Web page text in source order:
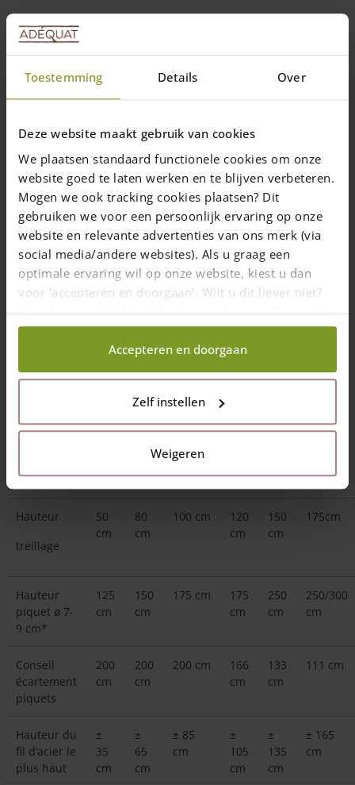
Toestemming Details Over
Deze website maakt gebruik van cookies
We plaatsen standaard functionele cookies om onze
website goed te laten werken en te blijven verbeteren.
Mogen we ook tracking cookies plaatsen? Dit
gebruiken we voor een persoonlijk ervaring op onze
website en relevante advertenties van ons merk (via
social media/andere websites). Als u graag een
optimale ervaring wil op onze website, kiest u dan
voor ‘accepteren en doorgaan'. Wilt u dit liever niet?
Kies dan voor ‘zelf instellen’ en geef aan welke cookies
wij wel mogen verzamelen.
Accepteren en doorgaan
Zelf instellen
Weigeren
Quels types de piquets pour une
clôture treillage en châtaignier
Vous pouvez vous aider du tableau ci-
dessous pour calculer la quantité de
piquets nécessaires et leurs longueurs
pour placer un treillage en châtaignier.
Vous pouvez vous aider du tableau ci-dessous pour calculer la
nécessaires et leurs longueurs pour placer
en châtaignier. Pour une ganivelle à partir de 150
cm de hauteur, on peut éventuellement agrandir les écarts
et 120 cm, la distance maximale entre les piquets reste
respectivement 2 et 1.66 mètres.
Hauteur
treillage
50
cm
80
cm
100 cm
120
cm
150
cm
175cm
Hauteur
piquet ø 7-
9 cm*
125
cm
150
cm
175 cm
175
cm
250
cm
250/300
cm
Conseil
écartement
piquets
200
cm
200
cm
200 cm
166
cm
133
cm
111 cm
Hauteur du
fil d’acier le
plus haut
±
35
cm
±
65
cm
± 85
cm
±
105
cm
±
135
cm
± 165
cm